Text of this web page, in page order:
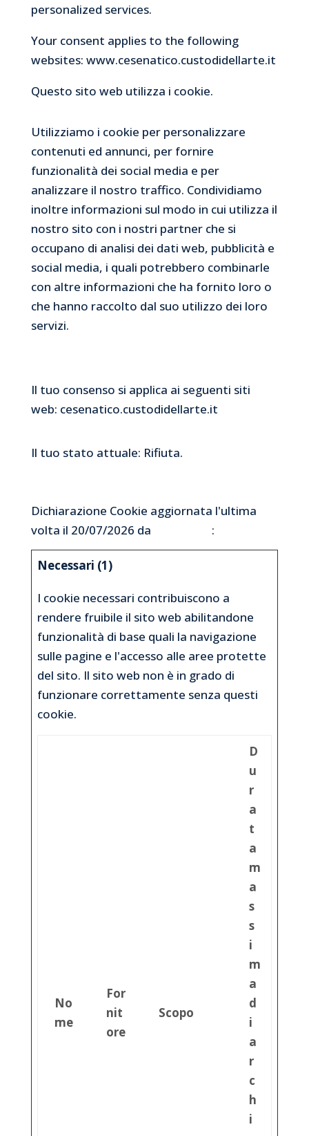
personalized services.
Your consent applies to the following
websites: www.cesenatico.custodidellarte.it
Questo sito web utilizza i cookie.
Utilizziamo i cookie per personalizzare
contenuti ed annunci, per fornire
funzionalità dei social media e per
analizzare il nostro traffico. Condividiamo
inoltre informazioni sul modo in cui utilizza il
nostro sito con i nostri partner che si
occupano di analisi dei dati web, pubblicità e
social media, i quali potrebbero combinarle
con altre informazioni che ha fornito loro o
che hanno raccolto dal suo utilizzo dei loro
servizi.
Il tuo consenso si applica ai seguenti siti
web: cesenatico.custodidellarte.it
Il tuo stato attuale: Rifiuta.
Dichiarazione Cookie aggiornata l'ultima
volta il 20/07/2026 da
:
Necessari (1)
I cookie necessari contribuiscono a
rendere fruibile il sito web abilitandone
funzionalità di base quali la navigazione
sulle pagine e l'accesso alle aree protette
del sito. Il sito web non è in grado di
funzionare correttamente senza questi
cookie.
No
me
For
nit
ore
Scopo
D
u
r
a
t
a
m
a
s
s
i
m
a
d
i
a
r
c
h
i